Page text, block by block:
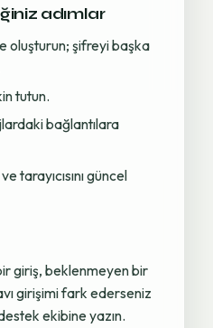
adımlar
oluşturun; şifreyi başka
tutun.
bağlantılara
tarayıcısını güncel
bir giriş, beklenmeyen bir
girişimi fark ederseniz
ekibine yazın.